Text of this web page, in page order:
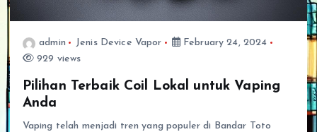
admin Jenis Device Vapor
February 24, 2024
929 views
Pilihan Terbaik Coil Lokal untuk Vaping
Anda
Vaping telah menjadi tren yang populer di Bandar Toto